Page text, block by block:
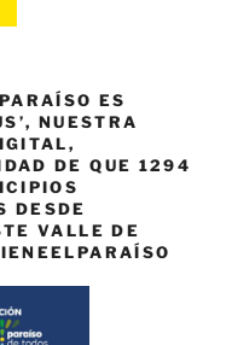
ES
NUESTRA
DE QUE 1294
DESDE
VALLE DE